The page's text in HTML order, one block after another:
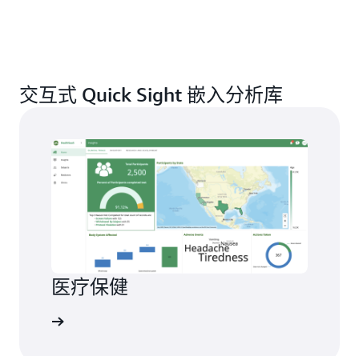
交互式 Quick Sight 嵌入分析库
医疗保健